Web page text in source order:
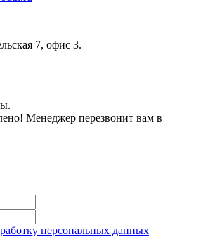
7, офис 3.
Менеджер перезвонит вам в
персональных данных